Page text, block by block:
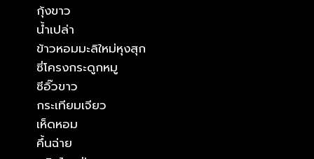
กุ้งขาว
น้ำเปล่า
ข้าวหอมมะลิใหม่หุงสุก
ซี่โครงกระดูกหมู
ซีอิ๊วขาว
กระเทียมเจียว
เห็ดหอม
คึ้นฉ่าย